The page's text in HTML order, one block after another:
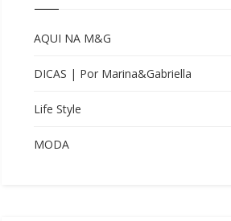
AQUI NA M&G
DICAS | Por Marina&Gabriella
Life Style
MODA